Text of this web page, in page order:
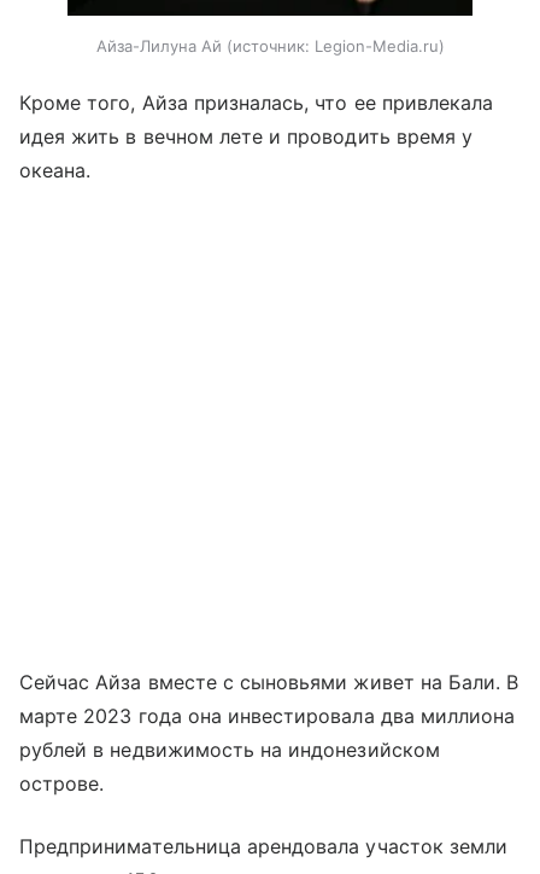
Айза-Лилуна Ай источник: Legion-Media.ru
Кроме того, Айза призналась, что ее привлекала
идея жить в вечном лете и проводить время у
океана.
Сейчас Айза вместе с сыновьями живет на Бали. В
марте 2023 года она инвестировала два миллиона
рублей в недвижимость на индонезийском
острове.
Предпринимательница арендовала участок земли